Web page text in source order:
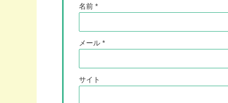
名前 *
メール *
サイト